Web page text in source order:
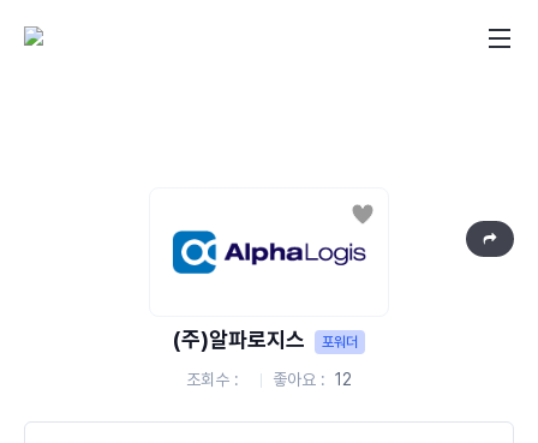
좋아요
(주)알파로지스 포워더
조회수 좋아요 12